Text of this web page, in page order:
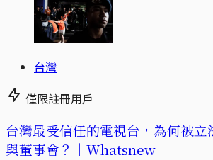
台灣
僅限註冊用戶
台灣最受信任的電視台，為何被立
與董事會？｜Whatsnew